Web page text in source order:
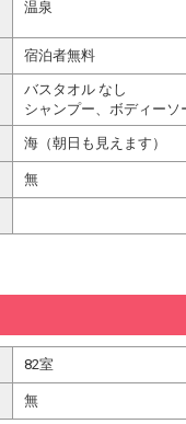
温泉
宿泊者無料
バスタオル なし
シャンプー、ボディー
海（朝日も見えます）
無
82室
無